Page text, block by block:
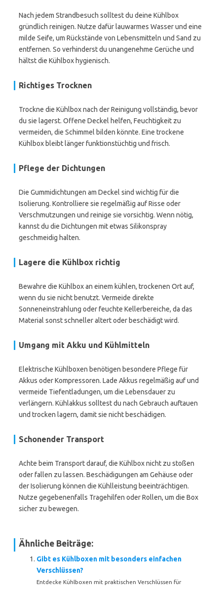
Nach jedem Strandbesuch solltest du deine Kühlbox
gründlich reinigen. Nutze dafür lauwarmes Wasser und eine
milde Seife, um Rückstände von Lebensmitteln und Sand zu
entfernen. So verhinderst du unangenehme Gerüche und
hältst die Kühlbox hygienisch.
Richtiges Trocknen
Trockne die Kühlbox nach der Reinigung vollständig, bevor
du sie lagerst. Offene Deckel helfen, Feuchtigkeit zu
vermeiden, die Schimmel bilden könnte. Eine trockene
Kühlbox bleibt länger funktionstüchtig und frisch.
Pflege der Dichtungen
Die Gummidichtungen am Deckel sind wichtig für die
Isolierung. Kontrolliere sie regelmäßig auf Risse oder
Verschmutzungen und reinige sie vorsichtig. Wenn nötig,
kannst du die Dichtungen mit etwas Silikonspray
geschmeidig halten.
Lagere die Kühlbox richtig
Bewahre die Kühlbox an einem kühlen, trockenen Ort auf,
wenn du sie nicht benutzt. Vermeide direkte
Sonneneinstrahlung oder feuchte Kellerbereiche, da das
Material sonst schneller altert oder beschädigt wird.
Umgang mit Akku und Kühlmitteln
Elektrische Kühlboxen benötigen besondere Pflege für
Akkus oder Kompressoren. Lade Akkus regelmäßig auf und
vermeide Tiefentladungen, um die Lebensdauer zu
verlängern. Kühlakkus solltest du nach Gebrauch auftauen
und trocken lagern, damit sie nicht beschädigen.
Schonender Transport
Achte beim Transport darauf, die Kühlbox nicht zu stoßen
oder fallen zu lassen. Beschädigungen am Gehäuse oder
der Isolierung können die Kühlleistung beeinträchtigen.
Nutze gegebenenfalls Tragehilfen oder Rollen, um die Box
sicher zu bewegen.
Ähnliche Beiträge:
Gibt es Kühlboxen mit besonders einfachen
Verschlüssen?
Entdecke Kühlboxen mit praktischen Verschlüssen für